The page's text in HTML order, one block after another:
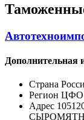
Дополнительная
Страна
Регион ЦФО
Адрес